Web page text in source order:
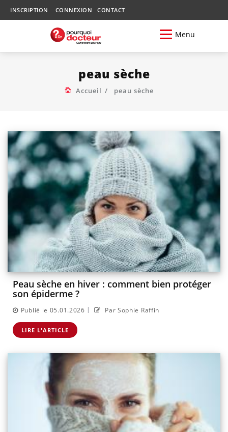
INSCRIPTION CONNEXION CONTACT
Menu
peau sèche
Accueil peau sèche
Peau sèche en hiver : comment bien protéger
son épiderme ?
Publié le 05.01.2026 | Par Sophie Raffin
LIRE L'ARTICLE